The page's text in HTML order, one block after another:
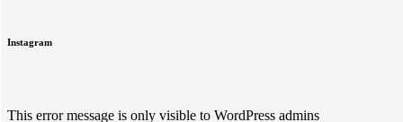
Instagram
This error message is only visible to WordPress admins